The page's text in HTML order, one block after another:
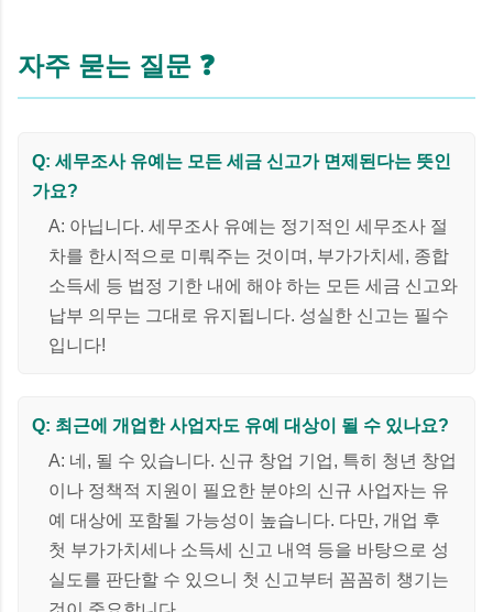
자주 묻는 질문 ❓
Q: 세무조사 유예는 모든 세금 신고가 면제된다는 뜻인
가요?
A: 아닙니다. 세무조사 유예는 정기적인 세무조사 절
차를 한시적으로 미뤄주는 것이며, 부가가치세, 종합
소득세 등 법정 기한 내에 해야 하는 모든 세금 신고와
납부 의무는 그대로 유지됩니다. 성실한 신고는 필수
입니다!
Q: 최근에 개업한 사업자도 유예 대상이 될 수 있나요?
A: 네, 될 수 있습니다. 신규 창업 기업, 특히 청년 창업
이나 정책적 지원이 필요한 분야의 신규 사업자는 유
예 대상에 포함될 가능성이 높습니다. 다만, 개업 후
첫 부가가치세나 소득세 신고 내역 등을 바탕으로 성
실도를 판단할 수 있으니 첫 신고부터 꼼꼼히 챙기는